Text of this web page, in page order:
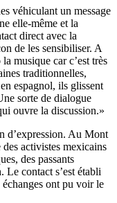
véhiculant un message
elle-même et la
direct avec la
de les sensibiliser. A
musique car c’est très
traditionnelles,
espagnol, ils glissent
sorte de dialogue
ouvre la discussion.»
d’expression. Au Mont
activistes mexicains
des passants
Le contact s’est établi
ont pu voir le